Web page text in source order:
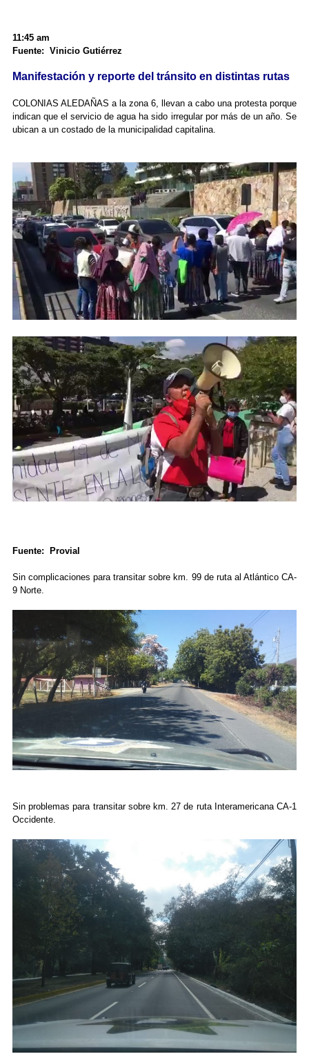
11:45 am
Fuente: Vinicio Gutiérrez
Manifestación y reporte del tránsito en distintas rutas
COLONIAS ALEDAÑAS a la zona 6, llevan a cabo una protesta porque
indican que el servicio de agua ha sido irregular por más de un año. Se
ubican a un costado de la municipalidad capitalina.
Fuente: Provial
Sin complicaciones para transitar sobre km. 99 de ruta al Atlántico CA-
9 Norte.
Sin problemas para transitar sobre km. 27 de ruta Interamericana CA-1
Occidente.